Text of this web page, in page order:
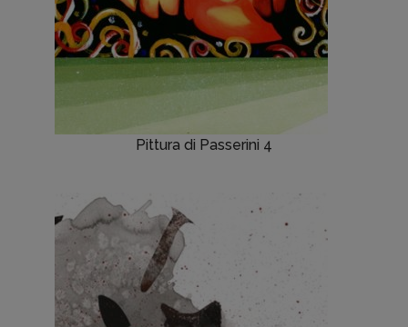
Pittura di Passerini 4